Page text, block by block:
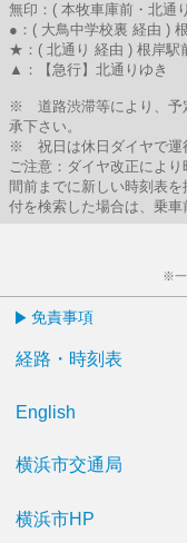
無印：( 本牧車庫前・北通
●：( 大鳥中学校裏 経由 )
★：( 北通り 経由 ) 根岸駅
▲：【急行】北通りゆき
※ 道路渋滞等により、予
承下さい。
※ 祝日は休日ダイヤで運
ご注意：ダイヤ改正によ
間前までに新しい時刻表
付を検索した場合は、乗車
※一
免責事項
経路・時刻表
English
横浜市交通局
横浜市HP